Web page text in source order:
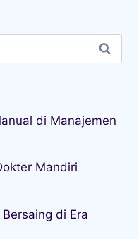
di Manajemen
Mandiri
di Era